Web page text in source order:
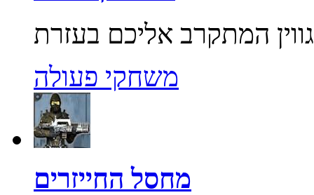
משחקי פעולה
מחסל החייזרים